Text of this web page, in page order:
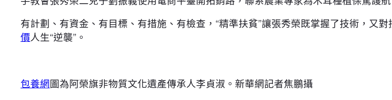
有計劃、有資金、有目標、有措施、有檢查，“精準扶貧”讓張秀榮既掌握了技術，又對
價人生“逆襲”。
包養網圖為阿榮旗非物質文化遺產傳承人李貞淑。新華網記者焦鵬攝